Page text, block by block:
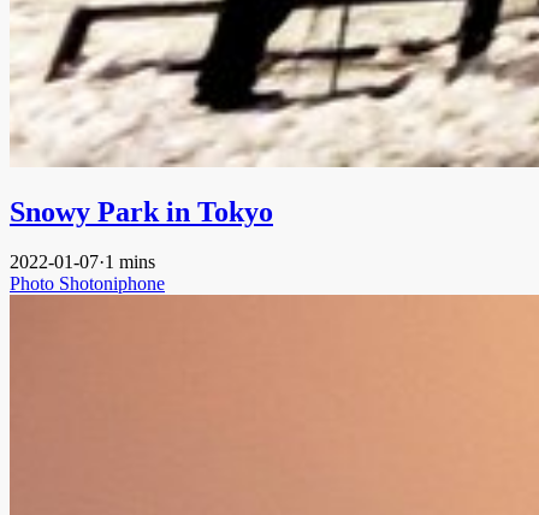
Snowy Park in Tokyo
2022-01-07·1 mins
Photo Shotoniphone